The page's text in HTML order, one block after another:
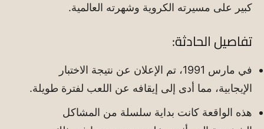
كبير على مسيرته الكروية وشهرته العالمية.
تفاصيل الحادثة:
في مارس 1991، تم الإعلان عن نتيجة الاختبار
الإيجابية، مما أدى إلى إيقافه عن اللعب لفترة طويلة.
هذه الواقعة كانت بداية سلسلة من المشاكل